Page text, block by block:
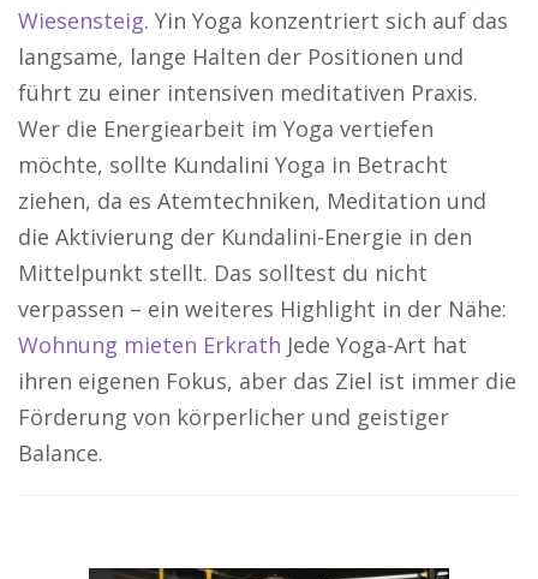
Wiesensteig. Yin Yoga konzentriert sich auf das
langsame, lange Halten der Positionen und
führt zu einer intensiven meditativen Praxis.
Wer die Energiearbeit im Yoga vertiefen
möchte, sollte Kundalini Yoga in Betracht
ziehen, da es Atemtechniken, Meditation und
die Aktivierung der Kundalini-Energie in den
Mittelpunkt stellt. Das solltest du nicht
verpassen – ein weiteres Highlight in der Nähe:
Wohnung mieten Erkrath Jede Yoga-Art hat
ihren eigenen Fokus, aber das Ziel ist immer die
Förderung von körperlicher und geistiger
Balance.